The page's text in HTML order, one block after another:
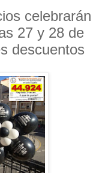
celebrarán
27 y 28 de
descuentos